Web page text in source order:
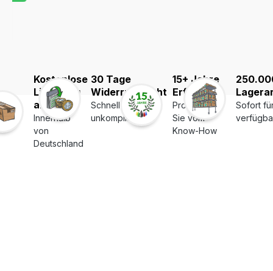
Kostenlose
Lieferung
ab 39€
Innerhalb
von
Deutschland
30 Tage
Widerrufsrecht
Schnell und
unkompliziert
15+ Jahre
Erfahrung
Profitieren
Sie vom
Know-How
Sofort